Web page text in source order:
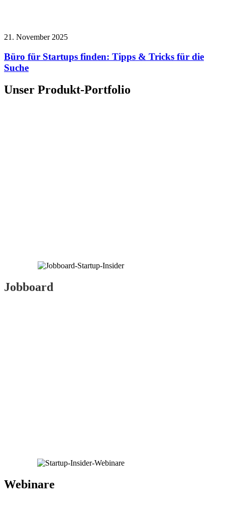
21. November 2025
Büro für Startups finden: Tipps & Tricks für die
Suche
Unser Produkt-Portfolio
Jobboard
Webinare